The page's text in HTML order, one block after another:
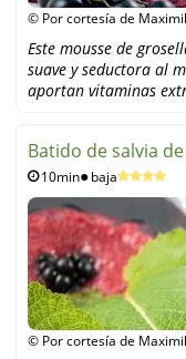
© Por cortesía de
Este mousse de
suave y seductora al
aportan vitaminas
Batido de salvia
manzana
10min baja
© Por cortesía de